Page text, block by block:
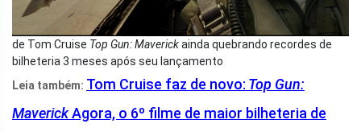
de Tom Cruise Top Gun: Maverickainda quebrando recordes de
bilheteria 3 meses após seu lançamento
Leia também: Tom Cruise faz de novo: Top Gun:
MaverickAgora, o 6º filme de maior bilheteria de